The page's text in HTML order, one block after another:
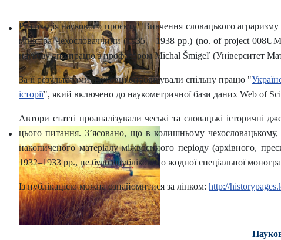
Реалізація наукового проєкту "Вивчення словацького
міністра Чехословаччини (1935 – 1938 рр.) (no. of project
наукову співпрацю з професором Michal Šmigeľ (Університет
За її результатами науковці опублікували спільну працю "
історії", який включено до наукометричної бази даних Web of
Автори статті проаналізували чеські та словацькі історичні
цього питання. З’ясовано, що в колишньому
накопиченого матеріалу міжвоєнного періоду (архівного,
1932–1933 рр., не було опубліковано жодної спеціальної
Із публікацією можна ознайомитися за лінком: http://